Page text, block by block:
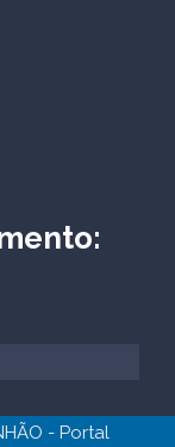
- Portal